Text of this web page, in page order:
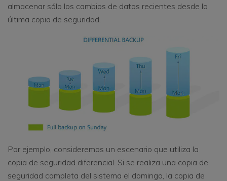
almacenar sólo los cambios de datos recientes desde la
última copia de seguridad.
Por ejemplo, consideremos un escenario que utiliza la
copia de seguridad diferencial. Si se realiza una copia de
seguridad completa del sistema el domingo, la copia de